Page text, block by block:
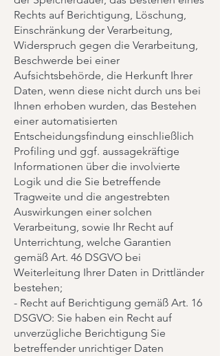
Rechts auf Berichtigung, Löschung,
Einschränkung der Verarbeitung,
Widerspruch gegen die Verarbeitung,
Beschwerde bei einer
Aufsichtsbehörde, die Herkunft Ihrer
Daten, wenn diese nicht durch uns bei
Ihnen erhoben wurden, das Bestehen
einer automatisierten
Entscheidungsfindung einschließlich
Profiling und ggf. aussagekräftige
Informationen über die involvierte
Logik und die Sie betreffende
Tragweite und die angestrebten
Auswirkungen einer solchen
Verarbeitung, sowie Ihr Recht auf
Unterrichtung, welche Garantien
gemäß Art. 46 DSGVO bei
Weiterleitung Ihrer Daten in Drittländer
bestehen;
- Recht auf Berichtigung gemäß Art. 16
DSGVO: Sie haben ein Recht auf
unverzügliche Berichtigung Sie
betreffender unrichtiger Daten